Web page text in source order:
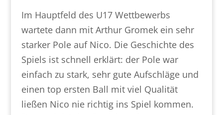
Im Hauptfeld des U17 Wettbewerbs
wartete dann mit Arthur Gromek ein sehr
starker Pole auf Nico. Die Geschichte des
Spiels ist schnell erklärt: der Pole war
einfach zu stark, sehr gute Aufschläge und
einen top ersten Ball mit viel Qualität
ließen Nico nie richtig ins Spiel kommen.